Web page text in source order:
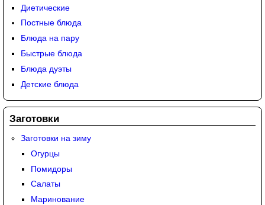
Диетические
Постные блюда
Блюда на пару
Быстрые блюда
Блюда дуэты
Детские блюда
Заготовки
Заготовки на зиму
Огурцы
Помидоры
Салаты
Маринование